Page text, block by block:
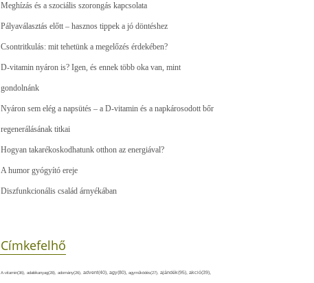
Meghízás és a szociális szorongás kapcsolata
Pályaválasztás előtt – hasznos tippek a jó döntéshez
Csontritkulás: mit tehetünk a megelőzés érdekében?
D-vitamin nyáron is? Igen, és ennek több oka van, mint
gondolnánk
Nyáron sem elég a napsütés – a D-vitamin és a napkárosodott bőr
regenerálásának titkai
Hogyan takarékoskodhatunk otthon az energiával?
A humor gyógyító ereje
Diszfunkcionális család árnyékában
Címkefelhő
A-vitamin(36), adalékanyag(28), adomány(26), advent(40), agy(80), agyműködés(27), ajándék(95), akció(39),